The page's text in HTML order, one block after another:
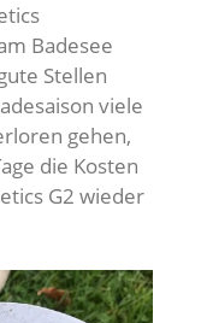
Badesee
Stellen
viele
gehen,
die Kosten
G2 wieder